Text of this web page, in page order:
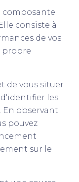
composante
consiste à
de vos
propre
de vous situer
les
En observant
pouvez
sur le